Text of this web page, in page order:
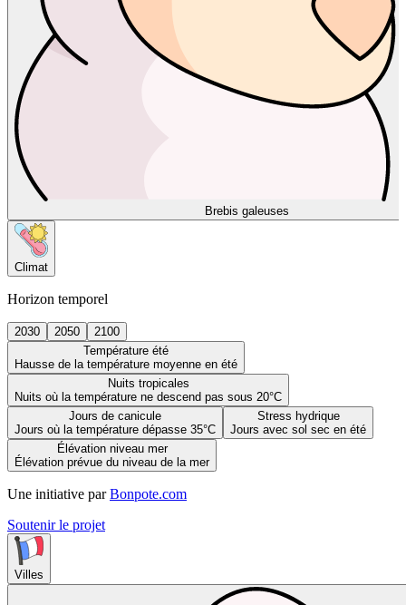
Brebis galeuses
Climat
Horizon temporel
2030 2050
2100
Température été
Hausse de la température moyenne en été
Nuits tropicales
Nuits où la température ne descend pas sous 20°C
Jours de canicule
Jours où la température dépasse 35°C
Stress hydrique
Jours avec sol sec en été
Élévation niveau mer
Élévation prévue du niveau de la mer
Une initiative par Bonpote.com
Soutenir le projet
Villes